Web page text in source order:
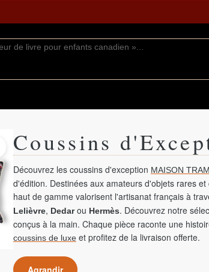
Coussins
Découvrez les coussins d'exception MAISON
d'édition. Destinées aux amateurs d'objets rares
haut de gamme valorisent l'artisanat français à
Lelièvre, Dedarou Hermès. Découvrez notre
conçus à la main. Chaque pièce raconte une
coussins de luxe et profitez de la livraison offerte.
Agrandir